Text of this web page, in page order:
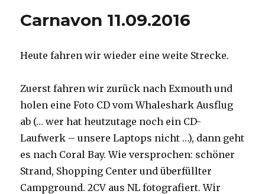
Carnavon 11.09.2016
Heute fahren wir wieder eine weite Strecke.
Zuerst fahren wir zurück nach Exmouth und
holen eine Foto CD vom Whaleshark Ausflug
ab (… wer hat heutzutage noch ein CD-
Laufwerk – unsere Laptops nicht …), dann geht
es nach Coral Bay. Wie versprochen: schöner
Strand, Shopping Center und überfüllter
Campground.2CV aus NL fotografiert. Wir